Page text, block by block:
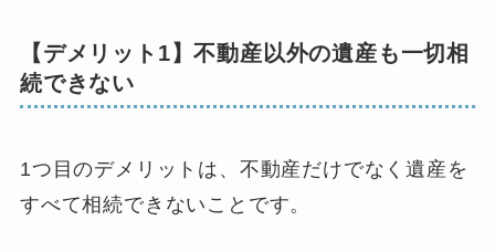
【デメリット1】不動産以外の遺産も一切相
続できない
1つ目のデメリットは、不動産だけでなく遺産を
すべて相続できないことです。